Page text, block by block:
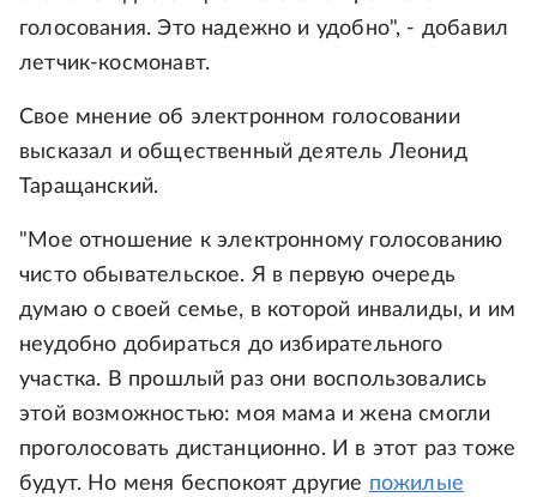
голосования. Это надежно и удобно", - добавил
летчик-космонавт.
Свое мнение об электронном голосовании
высказал и общественный деятель Леонид
Таращанский.
"Мое отношение к электронному голосованию
чисто обывательское. Я в первую очередь
думаю о своей семье, в которой инвалиды, и им
неудобно добираться до избирательного
участка. В прошлый раз они воспользовались
этой возможностью: моя мама и жена смогли
проголосовать дистанционно. И в этот раз тоже
будут. Но меня беспокоят другие пожилые